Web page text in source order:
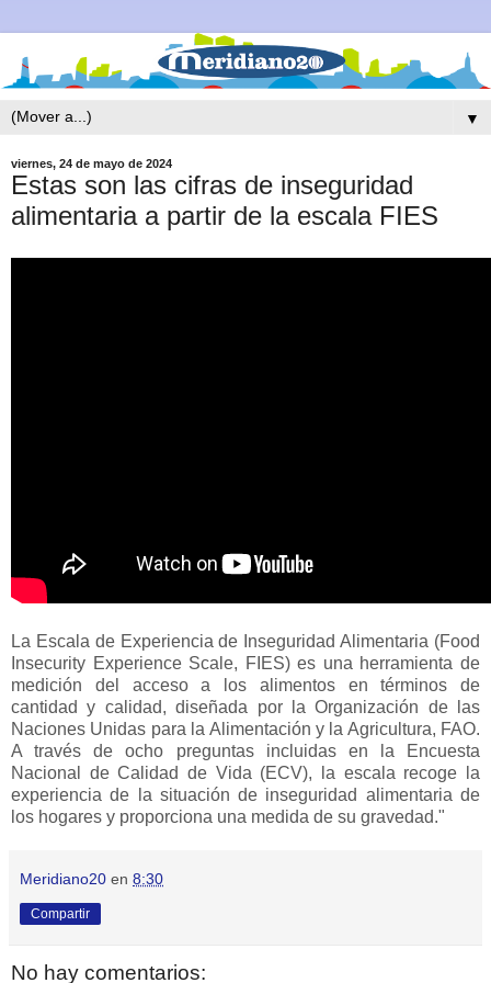
▼
viernes, 24 de mayo de 2024
Estas son las cifras de inseguridad
alimentaria a partir de la escala FIES
La Escala de Experiencia de Inseguridad Alimentaria (Food
Insecurity Experience Scale, FIES) es una herramienta de
medición del acceso a los alimentos en términos de
cantidad y calidad, diseñada por la Organización de las
Naciones Unidas para la Alimentación y la Agricultura, FAO.
A través de ocho preguntas incluidas en la Encuesta
Nacional de Calidad de Vida (ECV), la escala recoge la
experiencia de la situación de inseguridad alimentaria de
los hogares y proporciona una medida de su gravedad."
Meridiano20 en 8:30
Compartir
No hay comentarios: